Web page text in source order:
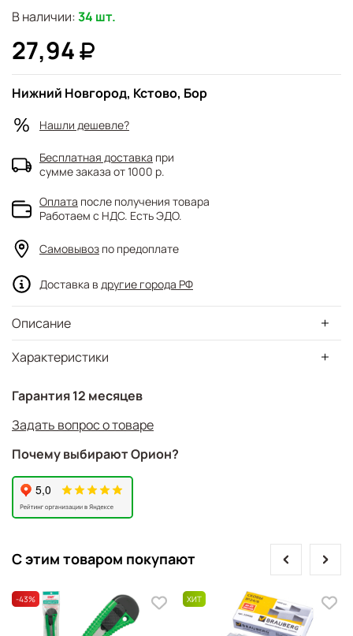
Характеристики
Описание
Гарантия 12 месяцев
Задать вопрос о товаре
Почему выбирают Орион?
В наличии:34 шт.
27,94
Нижний Новгород, Кстово, Бор
Нашли дешевле?
Бесплатная доставка при
сумме заказа от 1000 р.
Оплата после получения товара
Работаем с НДС. Есть ЭДО.
Самовывоз по предоплате
Доставка в другие города РФ
С этим товаром покупают
-43%
prev next